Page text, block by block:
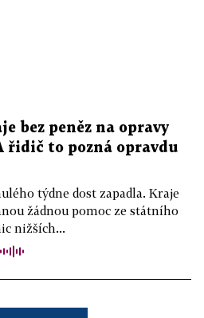
bez peněz na opravy
řidič to pozná opravdu
týdne dost zapadla. Kraje
žádnou pomoc ze státního
nižších...